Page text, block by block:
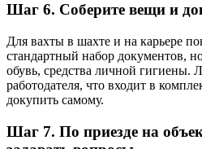
Шаг 6. Соберите вещи и
Для вахты в шахте и на карьере
стандартный набор документов,
обувь, средства личной гигиены.
работодателя, что входит в
докупить самому.
Шаг 7. По приезде на